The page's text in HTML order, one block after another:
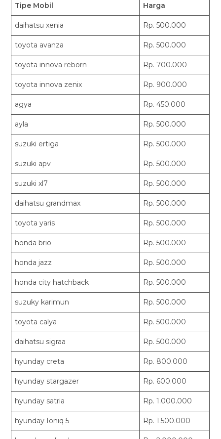
Tipe Mobil Harga
daihatsu xenia Rp. 500.000
toyota avanza Rp. 500.000
toyota innova reborn Rp. 700.000
toyota innova zenix Rp. 900.000
agya Rp. 450.000
ayla Rp. 500.000
suzuki ertiga Rp. 500.000
suzuki apv Rp. 500.000
suzuki xl7 Rp. 500.000
daihatsu grandmax Rp. 500.000
toyota yaris Rp. 500.000
honda brio Rp. 500.000
honda jazz Rp. 500.000
honda city hatchback Rp. 500.000
suzuky karimun Rp. 500.000
toyota calya Rp. 500.000
daihatsu sigraa Rp. 500.000
hyunday creta Rp. 800.000
hyunday stargazer Rp. 600.000
hyunday satria Rp. 1.000.000
hyunday Ioniq 5 Rp. 1.500.000